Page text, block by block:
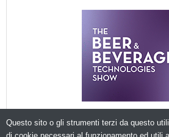
Questo sito o gli strumenti terzi da questo